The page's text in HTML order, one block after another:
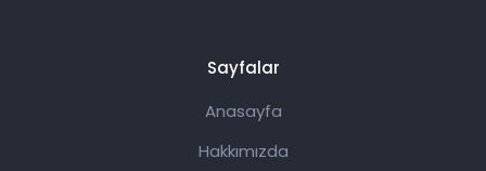
Sayfalar
Anasayfa
Hakkımızda